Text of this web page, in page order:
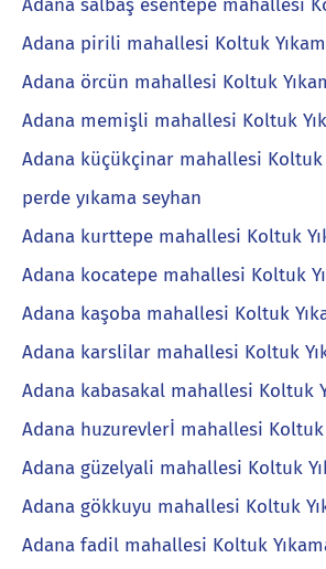
Adana salbaş esentepe mahallesi
Adana pirili mahallesi Koltuk
Adana örcün mahallesi Koltuk
Adana memişli mahallesi Koltuk
Adana küçükçinar mahallesi Koltuk
perde yıkama seyhan
Adana kurttepe mahallesi Koltuk
Adana kocatepe mahallesi Koltuk
Adana kaşoba mahallesi Koltuk
Adana karslilar mahallesi Koltuk
Adana kabasakal mahallesi Koltuk
Adana huzurevlerİ mahallesi Koltuk
Adana güzelyali mahallesi Koltuk
Adana gökkuyu mahallesi Koltuk
Adana fadil mahallesi Koltuk